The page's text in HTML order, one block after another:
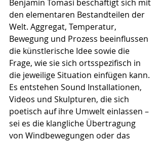
Benjamin Tomasi beschäftigt sich mit
den elementaren Bestandteilen der
Welt. Aggregat, Temperatur,
Bewegung und Prozess beeinflussen
die künstlerische Idee sowie die
Frage, wie sie sich ortsspezifisch in
die jeweilige Situation einfügen kann.
Es entstehen Sound Installationen,
Videos und Skulpturen, die sich
poetisch auf ihre Umwelt einlassen –
sei es die klangliche Übertragung
von Windbewegungen oder das